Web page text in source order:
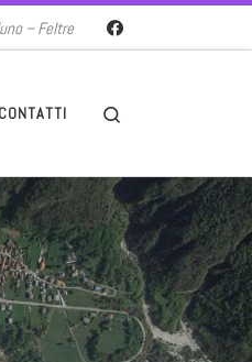
– Feltre
CONTATTI